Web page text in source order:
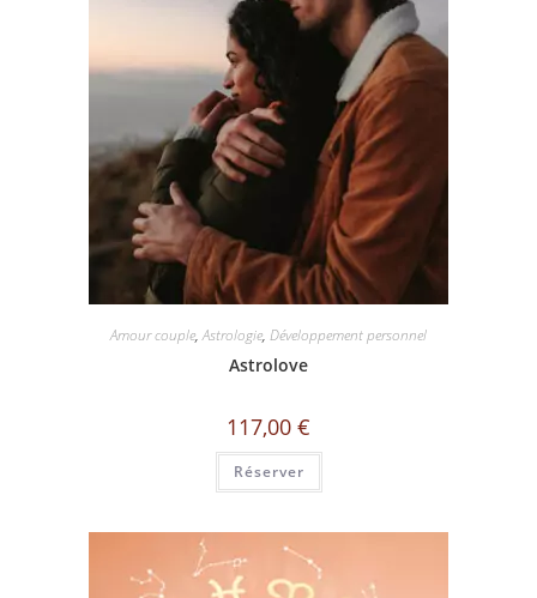
Amour couple,Astrologie, Développement personnel
Astrolove
117,00 €
Réserver